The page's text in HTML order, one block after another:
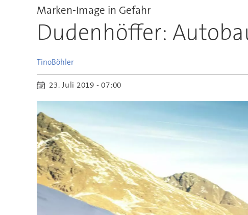
Marken-Image in Gefahr
Dudenhöffer:
TinoBöhler
23. Juli 2019 - 07:00